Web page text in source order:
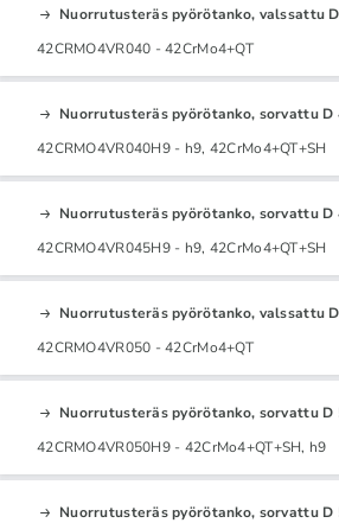
Nuorrutusteräs pyörötanko, valssattu
42CRMO4VR040 - 42CrMo4+QT
Nuorrutusteräs pyörötanko, sorvattu D
42CRMO4VR040H9 - h9, 42CrMo4+QT+SH
Nuorrutusteräs pyörötanko, sorvattu D
42CRMO4VR045H9 - h9, 42CrMo4+QT+SH
Nuorrutusteräs pyörötanko, valssattu
42CRMO4VR050 - 42CrMo4+QT
Nuorrutusteräs pyörötanko, sorvattu D
42CRMO4VR050H9 - 42CrMo4+QT+SH, h9
Nuorrutusteräs pyörötanko, sorvattu D